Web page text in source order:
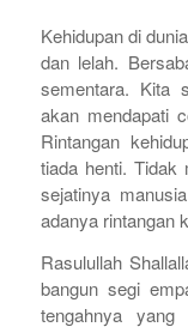
Kehidupan di
dan lelah.
sementara. Kita
akan mendapati
Rintangan
tiada henti. Tidak
sejatinya
adanya rintangan
Rasulullah
bangun segi
tengahnya